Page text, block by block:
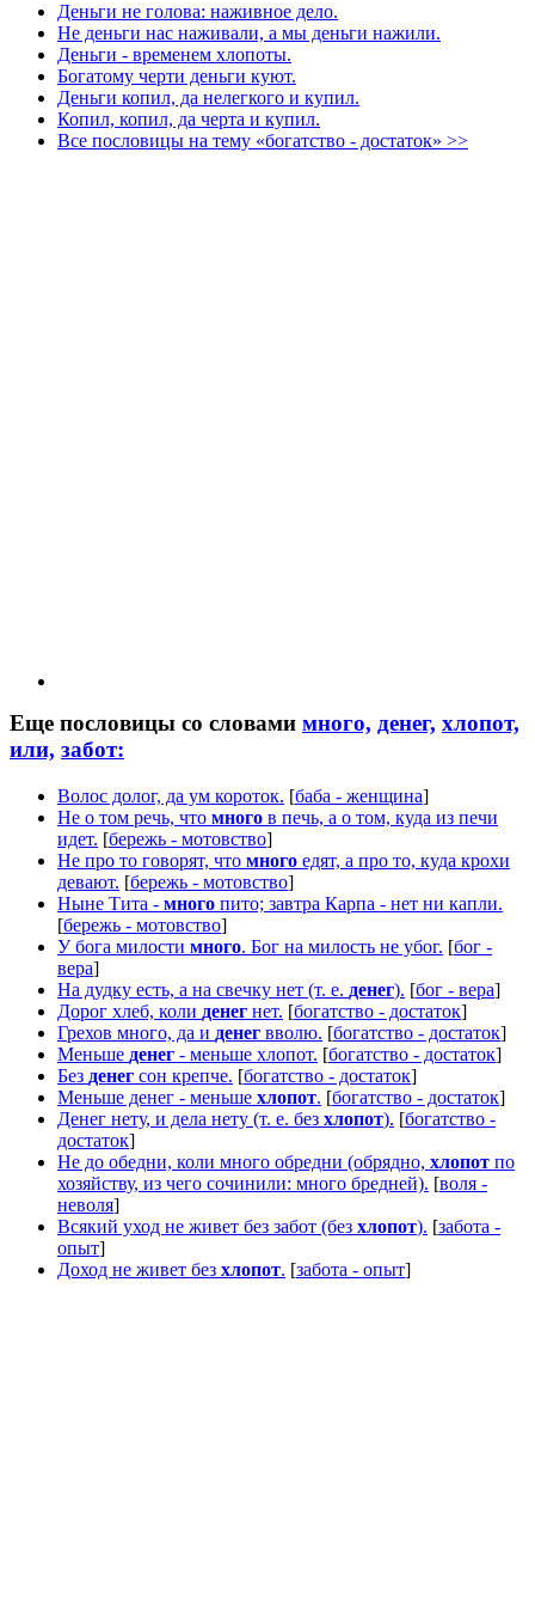
Деньги не голова: наживное дело.
Не деньги нас наживали, а мы деньги нажили.
Деньги - временем хлопоты.
Богатому черти деньги куют.
Деньги копил, да нелегкого и купил.
Копил, копил, да черта и купил.
Все пословицы на тему «богатство - достаток» >>
Еще пословицы со словами много, денег, хлопот,
или, забот:
Волос долог, да ум короток. [баба - женщина]
Не о том речь, что много в печь, а о том, куда из печи
идет. [бережь - мотовство]
Не про то говорят, что много едят, а про то, куда крохи
девают. [бережь - мотовство]
Ныне Тита - много пито; завтра Карпа - нет ни капли.
[бережь - мотовство]
У бога милости много. Бог на милость не убог. [бог -
вера]
На дудку есть, а на свечку нет (т. е. денег). [бог - вера]
Дорог хлеб, коли денег нет. [богатство - достаток]
Грехов много, да и денег вволю. [богатство - достаток]
Меньше денег - меньше хлопот. [богатство - достаток]
Без денег сон крепче. [богатство - достаток]
Меньше денег - меньше хлопот. [богатство - достаток]
Денег нету, и дела нету (т. е. без хлопот). [богатство -
достаток]
Не до обедни, коли много обредни (обрядно, хлопот по
хозяйству, из чего сочинили: много бредней). [воля -
неволя]
Всякий уход не живет без забот (без хлопот). [забота -
опыт]
Доход не живет без хлопот. [забота - опыт]